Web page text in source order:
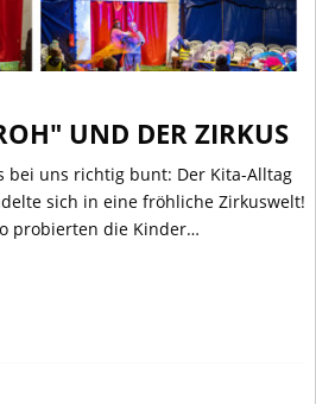
UND DER ZIRKUS
bei uns richtig bunt: Der Kita-Alltag
sich in eine fröhliche Zirkuswelt!
probierten die Kinder…